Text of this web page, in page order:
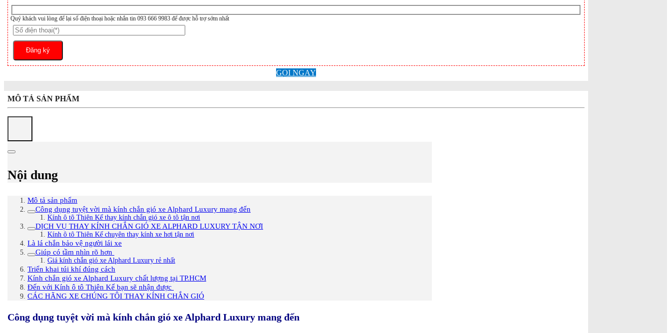
Quý khách vui lòng để lại số điện thoại hoặc nhắn tin 093 666 9983 để được hỗ trợ sớm nhất
GỌI NGAY
MÔ TẢ SẢN PHẨM
Nội dung
Mô tả sản phẩm
Công dụng tuyệt vời mà kính chắn gió xe Alphard Luxury mang đến
Kính ô tô Thiên Kế thay kính chắn gió xe ô tô tận nơi
DỊCH VỤ THAY KÍNH CHẮN GIÓ XE ALPHARD LUXURY TẬN NƠI
Kính ô tô Thiên Kế chuyên thay kính xe hơi tận nơi
Là lá chắn bảo vệ người lái xe
Giúp có tầm nhìn rõ hơn
Giá kính chắn gió xe Alphard Luxury rẻ nhất
Triển khai túi khí đúng cách
Kính chắn gió xe Alphard Luxury chất lượng tại TP.HCM
Đến với Kính ô tô Thiên Kế bạn sẽ nhận được
CÁC HÃNG XE CHÚNG TÔI THAY KÍNH CHẮN GIÓ
Công dụng tuyệt vời mà kính chắn gió xe Alphard Luxury mang đến